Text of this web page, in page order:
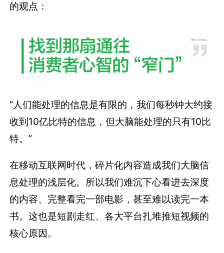
的观点：
“人们能处理的信息是有限的，我们每秒钟大约接
收到10亿比特的信息，但大脑能处理的只有10比
特。”
在移动互联网时代，碎片化内容造成我们大脑信
息处理的浅层化。所以我们难沉下心看进去深度
的内容、完整看完一部电影，甚至难以读完一本
书。这也是短剧走红、各大平台扎堆推短视频的
核心原因。